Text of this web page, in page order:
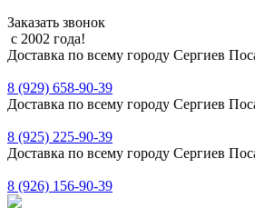
Заказать звонок
с 2002 года!
Доставка по всему городу Сергиев
8 (929) 658-90-39
Доставка по всему городу Сергиев
8 (925) 225-90-39
Доставка по всему городу Сергиев
8 (926) 156-90-39